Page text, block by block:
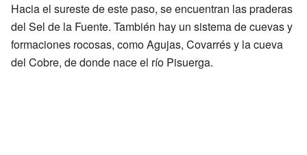
Hacia el sureste de este paso, se encuentran las praderas
del Sel de la Fuente. También hay un sistema de cuevas y
formaciones rocosas, como Agujas, Covarrés y la cueva
del Cobre, de donde nace el río Pisuerga.